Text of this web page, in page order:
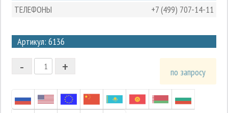
ТЕЛЕФОНЫ
+7 (499) 707-14-11
Артикул: 6136
2
1
-1
+
- по запросу